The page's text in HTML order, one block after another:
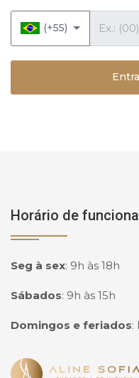
(+55)
Horário de
Seg à sex: 9h às 18h
Sábados: 9h às 15h
Domingos e feriados:
Página inicial